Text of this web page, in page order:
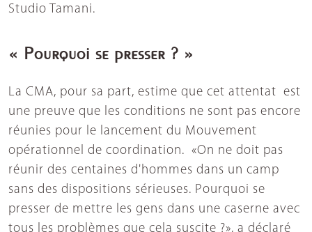
Studio Tamani.
« Pourquoi se presser ? »
La CMA, pour sa part, estime que cet attentat est
une preuve que les conditions ne sont pas encore
réunies pour le lancement du Mouvement
opérationnel de coordination. «On ne doit pas
réunir des centaines d'hommes dans un camp
sans des dispositions sérieuses. Pourquoi se
presser de mettre les gens dans une caserne avec
tous les problèmes que cela suscite ?», a déclaré